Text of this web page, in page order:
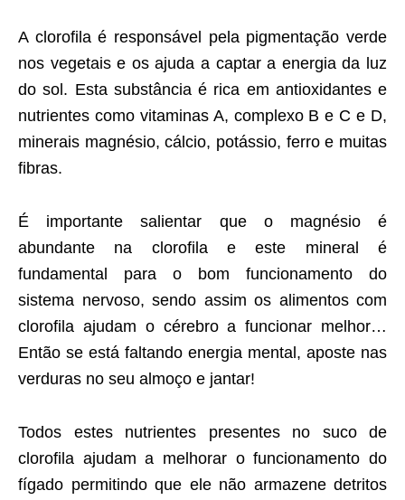
A clorofila é responsável pela pigmentação verde
nos vegetais e os ajuda a captar a energia da luz
do sol. Esta substância é rica em antioxidantes e
nutrientes como vitaminas A, complexo B e C e D,
minerais magnésio, cálcio, potássio, ferro e muitas
fibras.
É importante salientar que o magnésio é
abundante na clorofila e este mineral é
fundamental para o bom funcionamento do
sistema nervoso, sendo assim os alimentos com
clorofila ajudam o cérebro a funcionar melhor…
Então se está faltando energia mental, aposte nas
verduras no seu almoço e jantar!
Todos estes nutrientes presentes no suco de
clorofila ajudam a melhorar o funcionamento do
fígado permitindo que ele não armazene detritos